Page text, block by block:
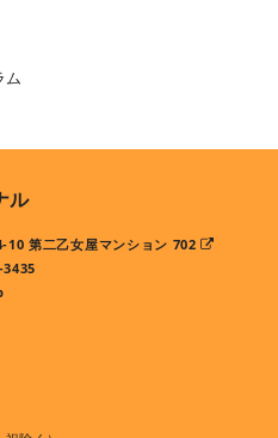
ム
ル
10 第二乙女屋マンション 702